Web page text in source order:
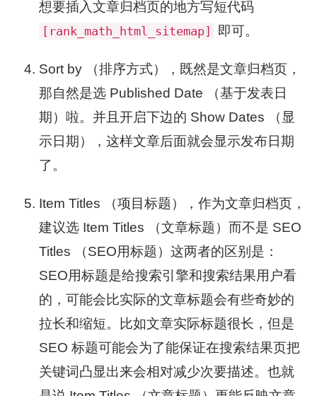
想要插入文章归档页的地方写短代码
[rank_math_html_sitemap] 即可。
Sort by （排序方式），既然是文章归档页，
那自然是选 Published Date （基于发表日
期）啦。并且开启下边的 Show Dates （显
示日期），这样文章后面就会显示发布日期
了。
Item Titles （项目标题），作为文章归档页，
建议选 Item Titles （文章标题）而不是 SEO
Titles （SEO用标题）这两者的区别是：
SEO用标题是给搜索引擎和搜索结果用户看
的，可能会比实际的文章标题会有些奇妙的
拉长和缩短。比如文章实际标题很长，但是
SEO 标题可能会为了能保证在搜索结果页把
关键词凸显出来会相对减少次要描述。也就